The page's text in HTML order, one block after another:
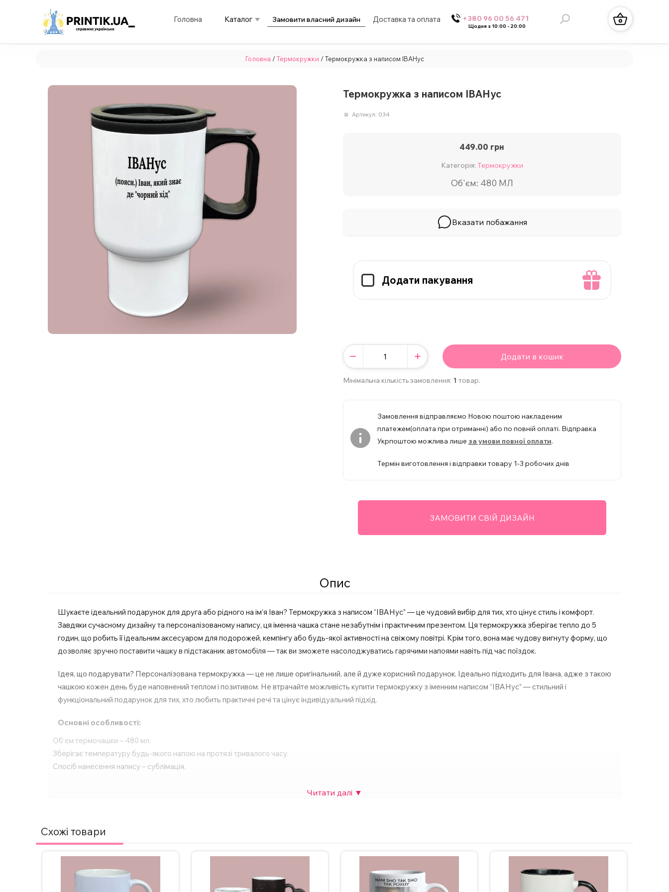
Головна Каталог Замовити власний дизайн Доставка та оплата +380 96 00 56 471
Щодня з 10:00 - 20:00
Головна /Термокружки / Термокружка з написом ІВАНус
Термокружка з написом ІВАНус
Артикул: 034
449.00 грн
Категорія: Термокружки
Об'єм: 480 МЛ
Вказати побажання
Додати пакування
Додати в кошик
Мінімальна кількість замовлення: 1 товар.
Замовлення відправляємо Новою поштою накладеним
платежем(оплата при отриманні) або по повній оплаті. Відправка
Укрпоштою можлива лише за умови повної оплати.
Термін виготовлення і відправки товару 1-3 робочих днів
ЗАМОВИТИ СВІЙ ДИЗАЙН
Опис
Шукаєте ідеальний подарунок для друга або рідного на ім’я Іван? Термокружка з написом “ІВАНус” — це чудовий вибір для тих, хто цінує стиль і комфорт.
Завдяки сучасному дизайну та персоналізованому напису, ця іменна чашка стане незабутнім і практичним презентом. Ця термокружка зберігає тепло до 5
годин, що робить її ідеальним аксесуаром для подорожей, кемпінгу або будь-якої активності на свіжому повітрі. Крім того, вона має чудову вигнуту форму, що
дозволяє зручно поставити чашку в підстаканик автомобіля — так ви зможете насолоджуватись гарячими напоями навіть під час поїздок.
Ідея, що подарувати? Персоналізована термокружка — це не лише оригінальний, але й дуже корисний подарунок. Ідеально підходить для Івана, адже з такою
чашкою кожен день буде наповнений теплом і позитивом. Не втрачайте можливість купити термокружку з іменним написом “ІВАНус” — стильний і
функціональний подарунок для тих, хто любить практичні речі та цінує індивідуальний підхід.
Основні особливості:
Об’єм термочашки – 480 мл.
Зберігає температуру будь-якого напою на протязі тривалого часу.
Спосіб нанесення напису – сублімація.
Для замовлення термокружки з індивідуальним дизайном зв’яжіться з нами в Інстаграмі, Телеграмі або залиште заявку на сайті.
ВАЖЛИВО!Щоб не пошкодити принт, не рекомендується мити термокружку в посудомийній машині та нагрівати у мікрохвильовці.
Додаткові фото надсилаємо у Телеграм/Інстаграм.
Схожі товари